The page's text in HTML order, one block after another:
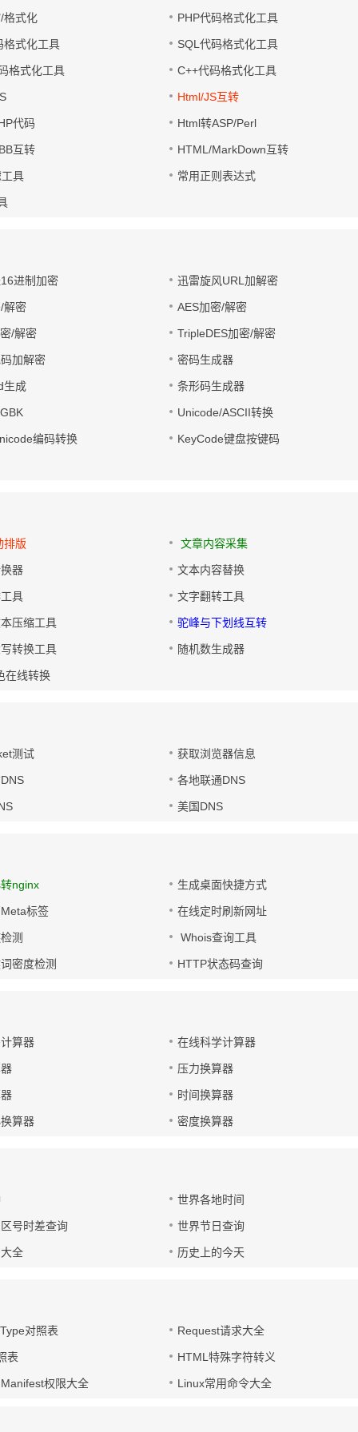
格式化 PHP代码格式化工具
格式化工具 SQL代码格式化工具
格式化工具 C++代码格式化工具
Html/JS互转
代码 Html转ASP/Perl
互转 HTML/MarkDown互转
具 常用正则表达式
进制加密 迅雷旋风URL加解密
解密 AES加密/解密
/解密 TripleDES加密/解密
加解密 密码生成器
生成 条形码生成器
Unicode/ASCII转换
编码转换 KeyCode键盘按键码
排版 文章内容采集
器 文本内容替换
具 文字翻转工具
压缩工具 驼峰与下划线互转
转换工具 随机数生成器
在线转换
测试 获取浏览器信息
各地联通DNS
美国DNS
nginx 生成桌面快捷方式
标签 在线定时刷新网址
测 Whois查询工具
密度检测 HTTP状态码查询
算器 在线科学计算器
压力换算器
时间换算器
算器 密度换算器
世界各地时间
号时差查询 世界节日查询
全 历史上的今天
对照表 Request请求大全
表 HTML特殊字符转义
权限大全 Linux常用命令大全